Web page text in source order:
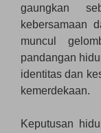
gaungkan
kebersamaan
muncul
pandangan
identitas dan
kemerdekaan.
Keputusan